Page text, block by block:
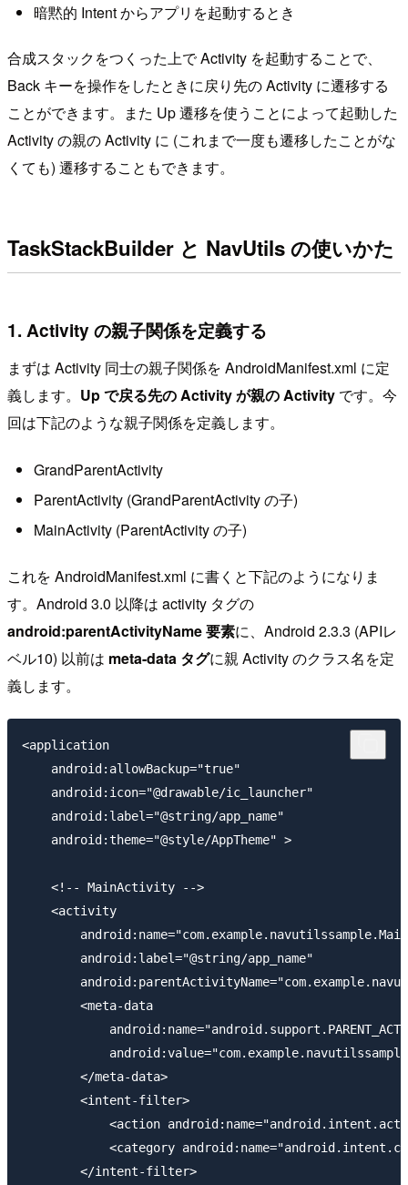
暗黙的 Intent からアプリを起動するとき
合成スタックをつくった上で Activity を起動することで、
Back キーを操作をしたときに戻り先の Activity に遷移する
ことができます。また Up 遷移を使うことによって起動した
Activity の親の Activity に (これまで一度も遷移したことがな
くても) 遷移することもできます。
TaskStackBuilder と NavUtils の使いかた
1. Activity の親子関係を定義する
まずは Activity 同士の親子関係を AndroidManifest.xml に定
義します。 Up で戻る先の Activity が親の Activity です。今
回は下記のような親子関係を定義します。
GrandParentActivity
ParentActivity (GrandParentActivity の子)
MainActivity (ParentActivity の子)
これを AndroidManifest.xml に書くと下記のようになりま
す。Android 3.0 以降は activity タグの
android:parentActivityName 要素に、Android 2.3.3 (APIレ
ベル10) 以前は meta-data タグに親 Activity のクラス名を定
義します。
<application
    android:allowBackup="true"
    android:icon="@drawable/ic_launcher"
    android:label="@string/app_name"
    android:theme="@style/AppTheme" >
    <!-- MainActivity -->
    <activity
        android:label="@string/app_name"
        <meta-data
        </meta-data>
        <intent-filter>
<action
<category
        </intent-filter>